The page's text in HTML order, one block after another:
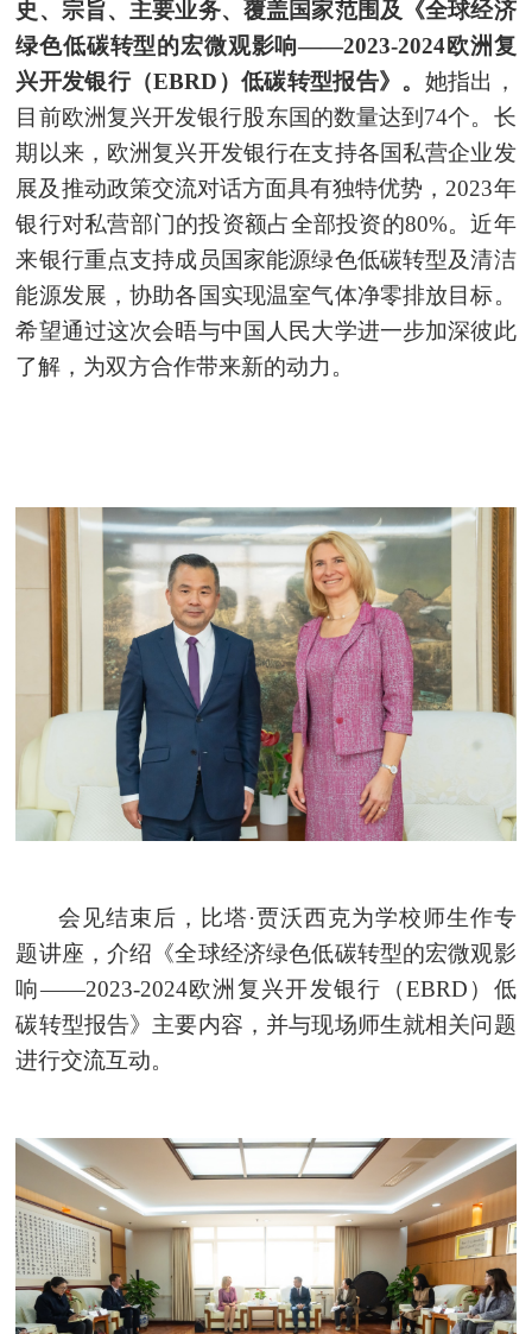
史、宗旨、主要业务、覆盖国家范围及《全球经济
绿色低碳转型的宏微观影响——2023-2024欧洲复
兴开发银行（EBRD）低碳转型报告》。 她指出，
目前欧洲复兴开发银行股东国的数量达到74个。长
期以来，欧洲复兴开发银行在支持各国私营企业发
展及推动政策交流对话方面具有独特优势，2023年
银行对私营部门的投资额占全部投资的80%。近年
来银行重点支持成员国家能源绿色低碳转型及清洁
能源发展，协助各国实现温室气体净零排放目标。
希望通过这次会晤与中国人民大学进一步加深彼此
了解，为双方合作带来新的动力。
会见结束后，比塔·贾沃西克为学校师生作专
题讲座，介绍《全球经济绿色低碳转型的宏微观影
响——2023-2024欧洲复兴开发银行（EBRD）低
碳转型报告》主要内容，并与现场师生就相关问题
进行交流互动。